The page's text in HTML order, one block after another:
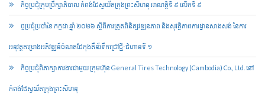
កិច្ចប្រជុំក្រុមប្រឹក្សាភិបាល កំពង់ផែស្វយ័តក្រុងព្រះសីហនុ អាណត្តិទី ៩ លើកទី ៩
ច្ចប្រជុំប្រចាំខែ កក្កដា ឆ្នាំ ២០២៦ ស្តីពីការត្រួតពិនិត្យវឌ្ឍនភាព និងសុវត្ថិភាពការដ្ឋានសាងសង់ នៃការ
អនុវត្តគម្រោងអភិវឌ្ឍន៍ចំណតផែកុងតឺន័រទឹកជ្រៅថ្មី-ជំហានទី ១
កិច្ចប្រជុំពិភាក្សាការងារជាមួយ ក្រុមហ៊ុន General Tires Technology (Cambodia) Co., Ltd. នៅ
កំពង់ផែស្វយ័តក្រុងព្រះសីហនុ